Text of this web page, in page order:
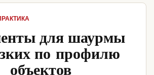
для шаурмы
по профилю
объектов